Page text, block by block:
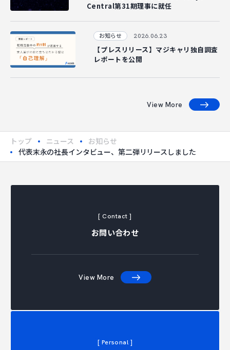
Central第31期理事に就任
お知らせ 2026.06.23
【プレスリリース】マジキャリ独自調査
レポートを公開
View More
トップ ニュース
お知らせ
代表末永の社長インタビュー、第二弾リリースしました
[ Contact ]
お問い合わせ
View More
[ Personal ]